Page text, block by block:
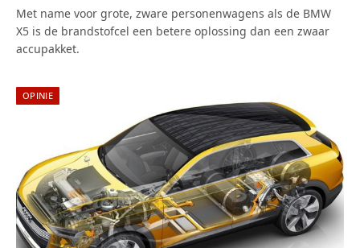
Met name voor grote, zware personenwagens als de BMW
X5 is de brandstofcel een betere oplossing dan een zwaar
accupakket.
OPINIE